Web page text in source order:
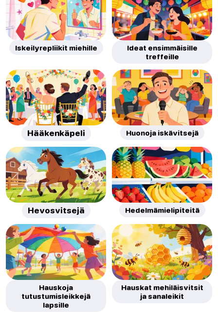
Iskeilyrepliikit miehille
Ideat ensimmäisille
treffeille
Hääkenkäpeli Huonoja iskävitsejä
Hevosvitsejä Hedelmämielipiteitä
Hauskoja
tutustumisleikkejä
lapsille
Hauskat mehiläisvitsit
ja sanaleikit